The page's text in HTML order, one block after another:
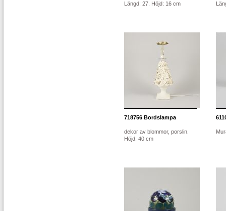
Längd: 27. Höjd: 16 cm
718756 Bordslampa
dekor av blommor, porslin.
Höjd: 40 cm